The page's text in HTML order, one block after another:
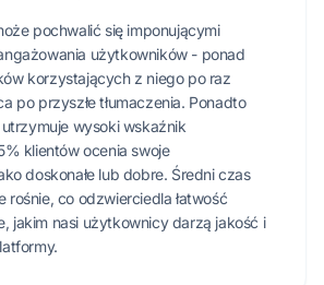
pochwalić się imponującymi
użytkowników - ponad
korzystających z niego po raz
po przyszłe tłumaczenia. Ponadto
wysoki wskaźnik
klientów ocenia swoje
doskonałe lub dobre. Średni czas
rośnie, co odzwierciedla łatwość
jakim nasi użytkownicy darzą jakość i